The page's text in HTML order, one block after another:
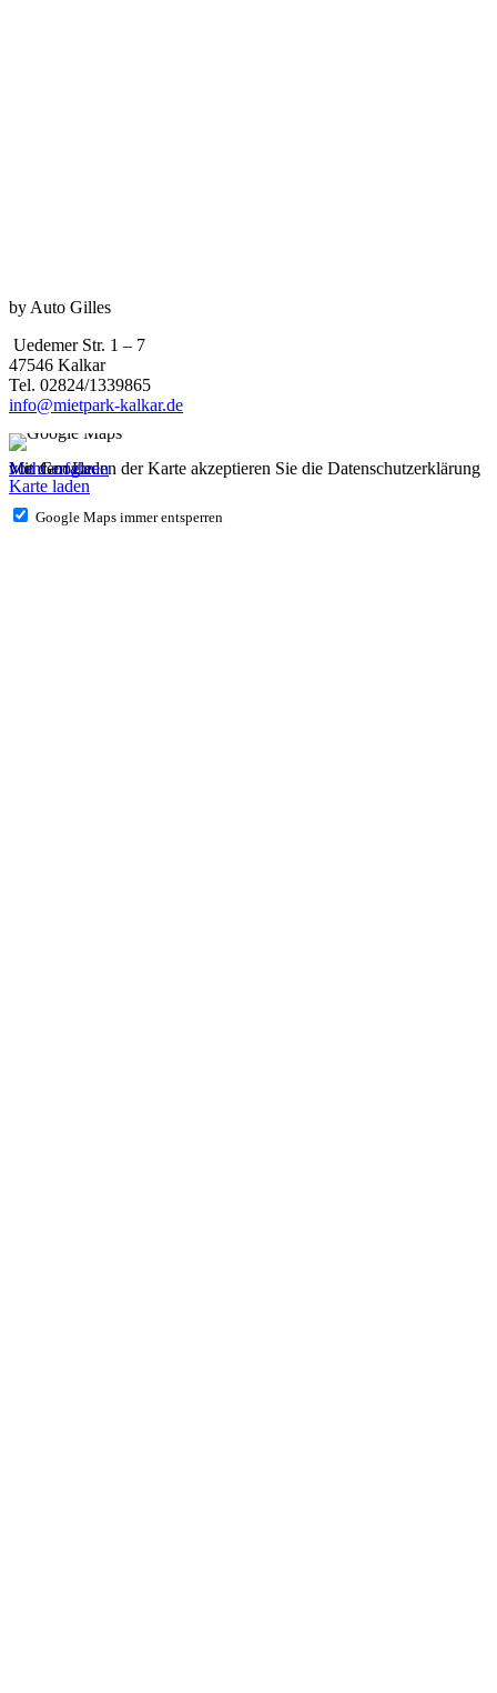
by Auto Gilles
Uedemer Str. 1 – 7
47546 Kalkar
Tel. 02824/1339865
info@mietpark-kalkar.de
Mit dem Laden der Karte akzeptieren Sie die Datenschutzerklärung von Google.
Mehr erfahren
Karte laden
Google Maps immer entsperren